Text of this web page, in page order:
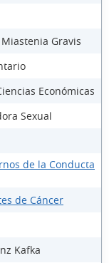
Gravis
Económicas
Sexual
de la Conducta
de Cáncer
Kafka